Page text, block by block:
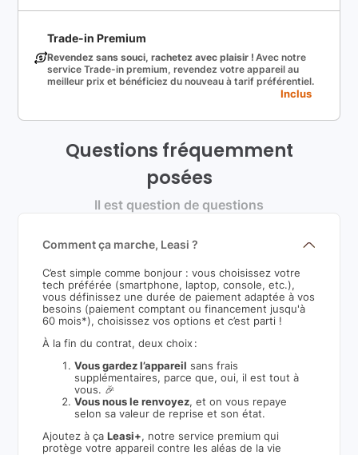
Trade-in Premium
Revendez sans souci, rachetez avec plaisir ! Avec notre
service Trade-in premium, revendez votre appareil au
meilleur prix et bénéficiez du nouveau à tarif préférentiel.
Inclus
Questions fréquemment
posées
Il est question de questions
Comment ça marche, Leasi ?
C’est simple comme bonjour : vous choisissez votre
tech préférée (smartphone, laptop, console, etc.),
vous définissez une durée de paiement adaptée à vos
besoins (paiement comptant ou financement jusqu'à
60 mois*), choisissez vos options et c’est parti !
À la fin du contrat, deux choix :
Vous gardez l’appareil sans frais
supplémentaires, parce que, oui, il est tout à
vous. 🎉
Vous nous le renvoyez, et on vous repaye
selon sa valeur de reprise et son état.
Ajoutez à çaLeasi+, notre service premium qui
protège votre appareil contre les aléas de la vie